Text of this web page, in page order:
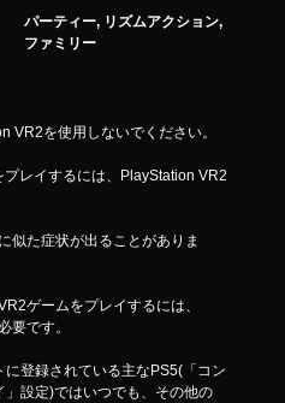
パーティー, リズムアクション,
ファミリー
VR2を使用しないでください。
レイするには、PlayStation VR2
似た症状が出ることがありま
ゲームをプレイするには、
要です。
登録されている主なPS5(「コン
設定)ではいつでも、その他の